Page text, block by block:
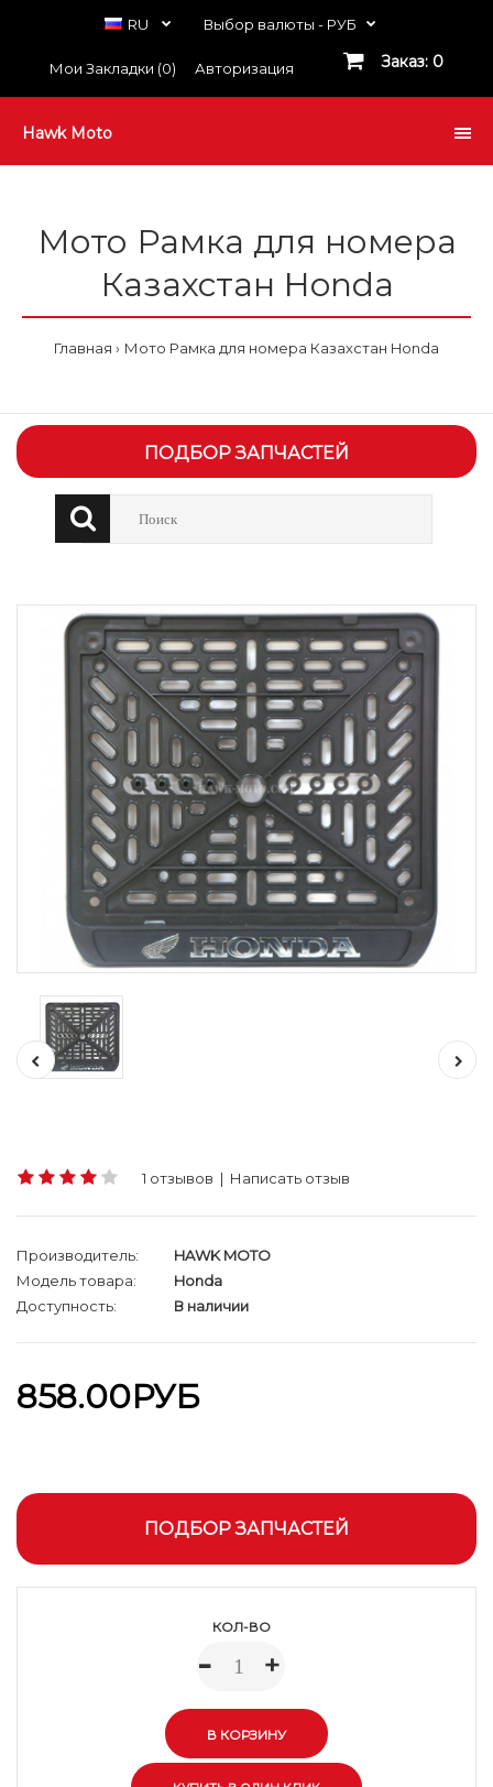
RU Выбор валюты - РУБ
Мои Закладки (0) Авторизация Заказ: 0
Hawk Moto
Мото Рамка для номера
Казахстан Honda
Главная Мото Рамка для номера Казахстан Honda
ПОДБОР ЗАПЧАСТЕЙ
1 отзывов | Написать отзыв
Производитель:
HAWK MOTO
Модель товара:
Honda
Доступность:
В наличии
858.00РУБ
ПОДБОР ЗАПЧАСТЕЙ
КОЛ-ВО
- +